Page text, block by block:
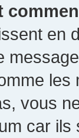
en
vous
car ils